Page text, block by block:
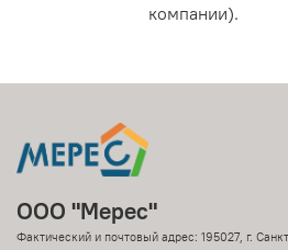
компании).
ООО "Мерес"
Фактический и почтовый адрес: 195027, г.